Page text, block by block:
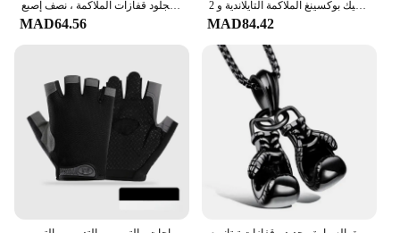
MAD64.56 MAD84.42